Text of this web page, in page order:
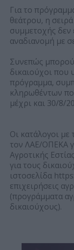
Για το
θεάτρου, η
συμμετοχής δεν
αναδιανομή με
Συνεπώς
δικαιούχοι που
πρόγραμμα,
κληρωθέντων
μέχρι και 30/8/
Οι κατάλογοι με
τον ΛΑΕ/ΟΠΕΚΑ
Αγροτικής
για τους
ιστοσελίδα
επιχειρήσεις
(προγράμματα
δικαιούχους).